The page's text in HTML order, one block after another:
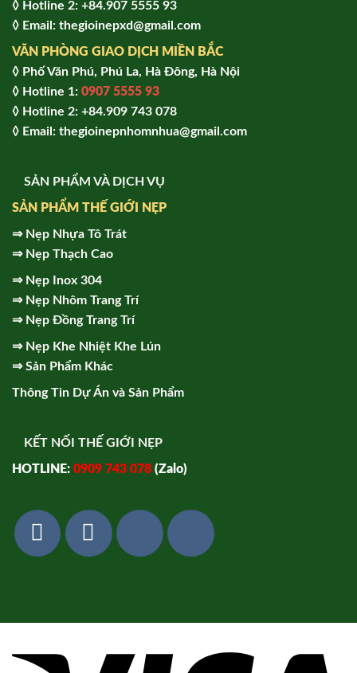
◊ Hotline 2: +84.907 5555 93
◊ Email: thegioinepxd@gmail.com
VĂN PHÒNG GIAO DỊCH MIỀN BẮC
◊ Phố Văn Phú, Phú La, Hà Đông, Hà Nội
◊ Hotline 1: 0907 5555 93
◊ Hot line 2: +84.909 743 078
◊ Email: thegioinepnhomnhua@gmail.com
SẢN PHẨM VÀ DỊCH VỤ
SẢN PHẨM THẾ GIỚI NẸP
⇒ Nẹp Nhựa Tô Trát
⇒ Nẹp Thạch Cao
⇒ Nẹp Inox 304
⇒ Nẹp Nhôm Trang Trí
⇒ Nẹp Đồng Trang Trí
⇒ Nẹp Khe Nhiệt Khe Lún
⇒Sản Phẩm Khác
Thông Tin Dự Án và Sản Phẩm
KẾT NỐI THẾ GIỚI NẸP
HOTLINE: 0909 743 078 (Zalo)